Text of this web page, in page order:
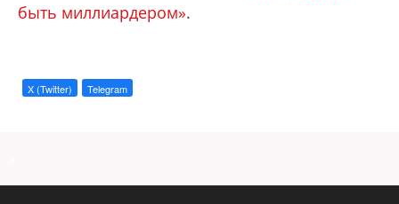
быть миллиардером».
X (Twitter) Telegram